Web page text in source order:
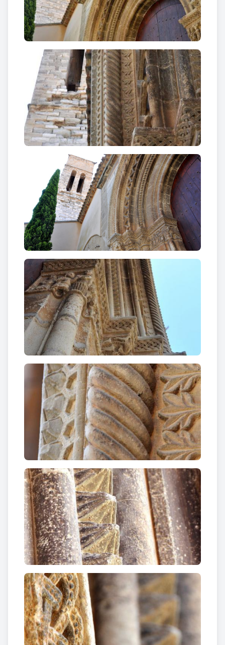
Sota, en el fris i als capitells, es representen a la
banda esquerra i de fora a dins: dos dracs alats,
una figura humana amb dos felins al davant, dos
coloms sobre fulles d’acant, decoració vegetal amb
pinyes i caps d’animals, i una representació
historiada de l’Anunciació amb la presència no
habitual de la figura de sant Josep, la Verge,
l’arcàngel Gabriel i l’Agnus Dei, tal com es constata
a la inscripció que hi ha al damunt: JOSEP : MARIA :
M(ISSU)S (EST) : ANGELUS : / :AGNUS : DEI : QUI :.
banda dretala representació escultòrica és, de
fóra a dins, la següent: un lleó rampant i un altre
animal panxa enlaire, dos elefants enfrontats , dos
cèrvols sobre tema vegetal separats per una testa
humana, una escena d’aus enmig de vegetació i sota
la inscripció D(OMI)N(U)S : DIX(IT) : ADAM : UBI :
ES :/ :D(OMI)NE : AUDIVI : TE : ET : ABSCO(N)DI :
ME : “El Senyor digué a Adam: On ets? Oh Senyor,
et vaig sentir i em vaig amagar”, amb la
representació del pecat original i l’expulsió del
paradís, on s’identifiquen les figures de Déu, Adam i
Eva, el dimoni en forma de serp enroscada a l’arbre i
dos personatges nobles que podrien representar
l’espècie humana abocada a la temptació del pecat,
femenina a cau d’orella.